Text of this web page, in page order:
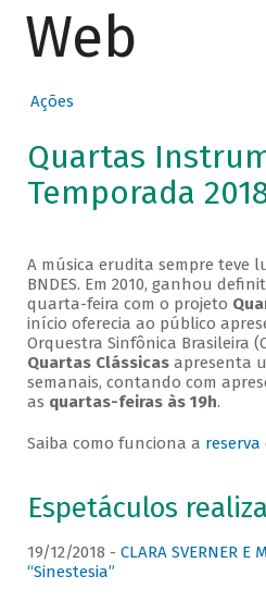
Web
Ações
Quartas
Temporada
A música erudita sempre teve
BNDES. Em 2010, ganhou
quarta-feira com o projeto
início oferecia ao público
Orquestra Sinfônica Brasileira
Quartas Clássicasapresenta
semanais, contando com
as quartas-feiras às 19h.
Saiba como funciona a reserva
Espetáculos
19/12/2018 - CLARA SVERNER E
“Sinestesia”